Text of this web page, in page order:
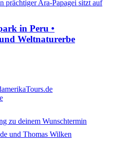
in Peru •
Weltnaturerbe
zu deinem Wunschtermin
und Thomas Wilken